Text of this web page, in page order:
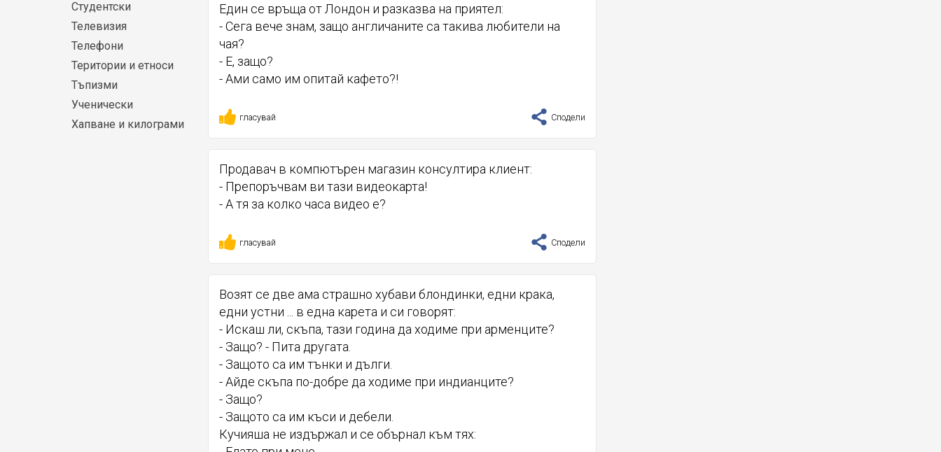
Студентски
Телевизия
Телефони
Територии и етноси
Тъпизми
Ученически
Хапване и килограми
Един се връща от Лондон и разказва на приятел:
- Сега вече знам, защо англичаните са такива любители на
чая?
- Е, защо?
- Ами само им опитай кафето?!
гласувай Сподели
Продавач в компютърен магазин консултира клиент:
- Препоръчвам ви тази видеокарта!
- А тя за колко часа видео е?
гласувай Сподели
Возят се две ама страшно хубави блондинки, едни крака,
едни устни ... в една карета и си говорят:
- Искаш ли, скъпа, тази година да ходиме при арменците?
- Защо? - Пита другата.
- Защото са им тънки и дълги.
- Айде скъпа по-добре да ходиме при индианците?
- Защо?
- Защото са им къси и дебели.
Кучияша не издържал и се обърнал към тях: